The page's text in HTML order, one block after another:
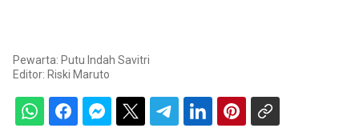
Pewarta: Putu Indah Savitri
Editor: Riski Maruto